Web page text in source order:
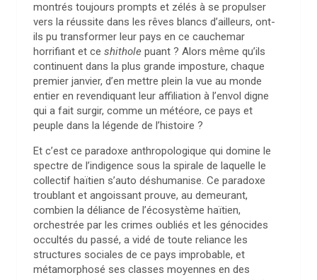
montrés toujours prompts et zélés à se propulser
vers la réussite dans les rêves blancs d’ailleurs, ont-
ils pu transformer leur pays en ce cauchemar
horrifiant et ce shithole puant ? Alors même qu’ils
continuent dans la plus grande imposture, chaque
premier janvier, d’en mettre plein la vue au monde
entier en revendiquant leur affiliation à l’envol digne
qui a fait surgir, comme un météore, ce pays et
peuple dans la légende de l’histoire ?
Et c’est ce paradoxe anthropologique qui domine le
spectre de l’indigence sous la spirale de laquelle le
collectif haïtien s’auto déshumanise. Ce paradoxe
troublant et angoissant prouve, au demeurant,
combien la déliance de l’écosystème haïtien,
orchestrée par les crimes oubliés et les génocides
occultés du passé, a vidé de toute reliance les
structures sociales de ce pays improbable, et
métamorphosé ses classes moyennes en des